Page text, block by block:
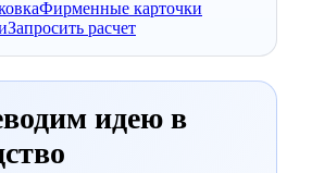
Фирменные карточки
Запросить расчет
идею в